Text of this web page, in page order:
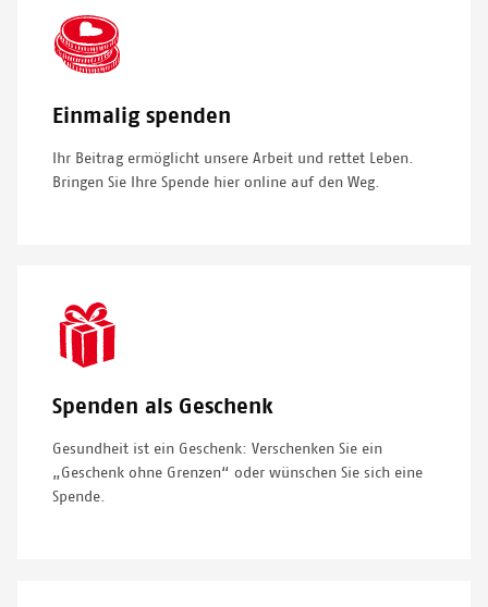
SVG
Icon
Einmalig spenden
Ihr Beitrag ermöglicht unsere Arbeit und rettet Leben.
Bringen Sie Ihre Spende hier online auf den Weg.
SVG
Icon
Spenden als Geschenk
Gesundheit ist ein Geschenk: Verschenken Sie ein
„Geschenk ohne Grenzen“ oder wünschen Sie sich eine
Spende.